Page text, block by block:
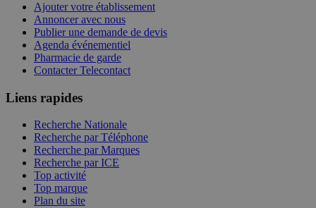
Ajouter votre établissement
Annoncer avec nous
Publier une demande de devis
Agenda événementiel
Pharmacie de garde
Contacter Telecontact
Liens rapides
Recherche Nationale
Recherche par Téléphone
Recherche par Marques
Recherche par ICE
Top activité
Top marque
Plan du site